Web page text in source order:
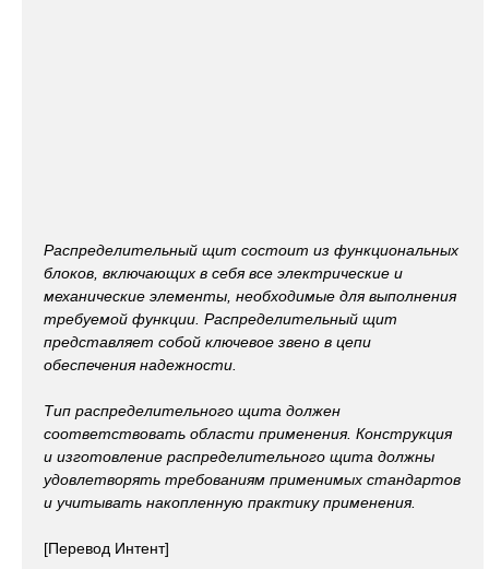
Распределительный щит состоит из функциональных
блоков, включающих в себя все электрические и
механические элементы, необходимые для выполнения
требуемой функции. Распределительный щит
представляет собой ключевое звено в цепи
обеспечения надежности.
Тип распределительного щита должен
соответствовать области применения. Конструкция
и изготовление распределительного щита должны
удовлетворять требованиям применимых стандартов
и учитывать накопленную практику применения.
[Перевод Интент]